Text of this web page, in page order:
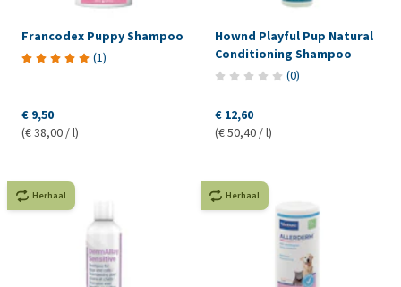
Francodex Puppy Shampoo
(1)
€ 9,50
(€ 38,00 / l)
Hownd Playful Pup Natural
Conditioning Shampoo
(0)
€ 12,60
(€ 50,40 / l)
Herhaal Herhaal